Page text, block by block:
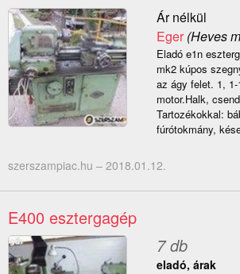
Ár nélkül
Eger(Heves
Eladó e1n
mk2 kúpos
az ágy felet. 1,
motor.Halk,
Tartozékokkal:
fúrótokmány,
szerszampiac.hu – 2018.01.12.
E400 esztergagép
7 db
eladó, árak